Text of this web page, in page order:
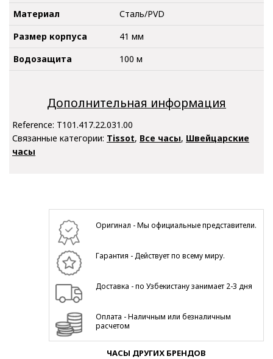
Материал
Сталь/PVD
Размер корпуса
41 мм
Водозащита
100 м
Дополнительная информация
Reference: T101.417.22.031.00
Связанные категории: Tissot, Все часы, Швейцарские
часы
Оригинал - Мы официальные представители.
Гарантия - Действует по всему миру.
Доставка - по Узбекистану занимает 2-3 дня
Оплата - Наличным или безналичным
расчетом
ЧАСЫ ДРУГИХ БРЕНДОВ